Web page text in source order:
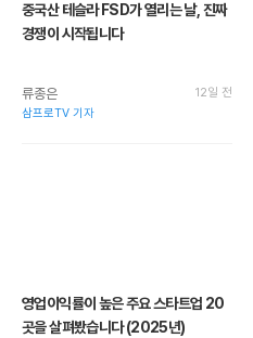
중국산 테슬라 FSD가 열리는 날, 진짜
경쟁이 시작됩니다
류종은
삼프로TV 기자
12일 전
영업이익률이 높은 주요 스타트업 20
곳을 살펴봤습니다 (2025년)